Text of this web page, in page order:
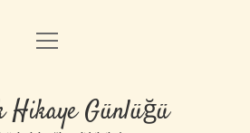
Anasayfa
menüyü
Hikaye Günlüğü